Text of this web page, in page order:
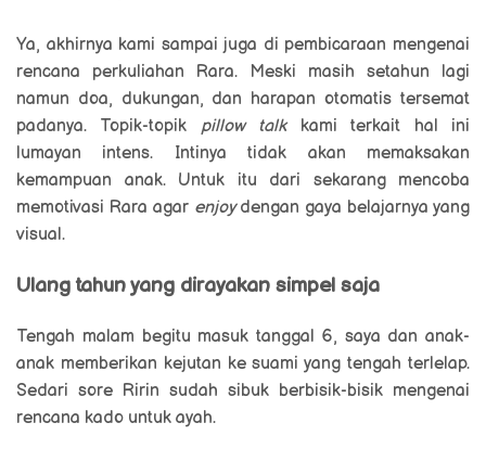
Ya, akhirnya kami sampai juga di pembicaraan mengenai
rencana perkuliahan Rara. Meski masih setahun lagi
namun doa, dukungan, dan harapan otomatis tersemat
padanya. Topik-topik pillow talkkami terkait hal ini
lumayan intens. Intinya tidak akan memaksakan
kemampuan anak. Untuk itu dari sekarang mencoba
memotivasi Rara agar enjoydengan gaya belajarnya yang
visual.
Ulang tahun yang dirayakan simpel saja
Tengah malam begitu masuk tanggal 6, saya dan anak-
anak memberikan kejutan ke suami yang tengah terlelap.
Sedari sore Ririn sudah sibuk berbisik-bisik mengenai
rencana kado untuk ayah.